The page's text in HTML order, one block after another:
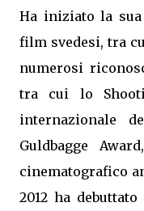
Ha iniziato la
film svedesi, tra
numerosi
tra cui lo
internazionale
Guldbagge
cinematografico
2012 ha